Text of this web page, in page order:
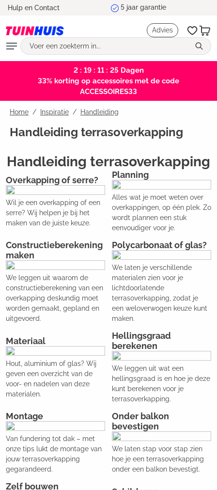
Hulp en Contact 5 jaar garantie
Advies
2 : 19 : 11 : 25 Dagen
33% korting op accessoires met de code
ACCESSOIRES33
Home Inspiratie / Handleiding
Handleiding terrasoverkapping
Handleiding terrasoverkapping
Overkapping of serre?
Wil je een overkapping of een
serre? Wij helpen je bij het
maken van de juiste keuze.
Planning
Alles wat je moet weten over
overkappingen, op één plek. Zo
wordt plannen een stuk
eenvoudiger voor je.
Constructieberekening
maken
We leggen uit waarom de
constructieberekening van een
overkapping deskundig moet
worden gemaakt, gepland en
uitgevoerd.
Polycarbonaat of glas?
We laten je verschillende
materialen zien voor je
lichtdoorlatende
terrasoverkapping, zodat je
een weloverwogen keuze kunt
maken.
Materiaal
Hout, aluminium of glas? Wij
geven een overzicht van de
voor- en nadelen van deze
materialen.
Hellingsgraad
berekenen
We leggen uit wat een
hellingsgraad is en hoe je deze
kunt berekenen voor je
terrasoverkapping.
Montage
Van fundering tot dak – met
onze tips lukt de montage van
jouw terrasoverkapping
gegarandeerd.
Onder balkon
bevestigen
We laten stap voor stap zien
hoe je een terrasoverkapping
onder een balkon bevestigt.
Zelf bouwen